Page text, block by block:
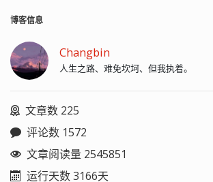
博客信息
Changbin
人生之路、难免坎坷、但我执着。
文章数 225
评论数 1572
文章阅读量 2545851
运行天数 3166天